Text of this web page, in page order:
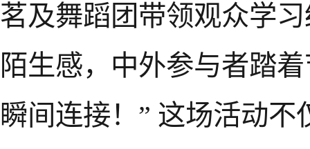
茗及舞蹈团带领观众学
陌生感，中外参与者踏
瞬间连接！” 这场活动